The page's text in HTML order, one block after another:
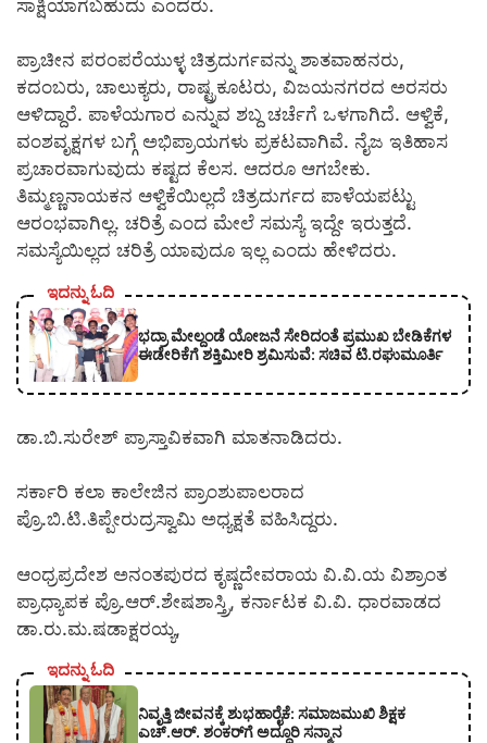
ಸಾಕ್ಷಿಯಾಗಬಹುದು ಎಂದರು.
ಪ್ರಾಚೀನ ಪರಂಪರೆಯುಳ್ಳ ಚಿತ್ರದುರ್ಗವನ್ನು ಶಾತವಾಹನರು,
ಕದಂಬರು, ಚಾಲುಕ್ಯರು, ರಾಷ್ಟ್ರಕೂಟರು, ವಿಜಯನಗರದ ಅರಸರು
ಆಳಿದ್ದಾರೆ. ಪಾಳೆಯಗಾರ ಎನ್ನುವ ಶಬ್ದ ಚರ್ಚೆಗೆ ಒಳಗಾಗಿದೆ. ಆಳ್ವಿಕೆ,
ವಂಶವೃಕ್ಷಗಳ ಬಗ್ಗೆ ಅಭಿಪ್ರಾಯಗಳು ಪ್ರಕಟವಾಗಿವೆ. ನೈಜ ಇತಿಹಾಸ
ಪ್ರಚಾರವಾಗುವುದು ಕಷ್ಟದ ಕೆಲಸ. ಆದರೂ ಆಗಬೇಕು.
ತಿಮ್ಮಣ್ಣನಾಯಕನ ಆಳ್ವಿಕೆಯಿಲ್ಲದೆ ಚಿತ್ರದುರ್ಗದ ಪಾಳೆಯಪಟ್ಟು
ಆರಂಭವಾಗಿಲ್ಲ. ಚರಿತ್ರೆ ಎಂದ ಮೇಲೆ ಸಮಸ್ಯೆ ಇದ್ದೇ ಇರುತ್ತದೆ.
ಸಮಸ್ಯೆಯಿಲ್ಲದ ಚರಿತ್ರೆ ಯಾವುದೂ ಇಲ್ಲ ಎಂದು ಹೇಳಿದರು.
ಇದನ್ನು ಓದಿ
ಭದ್ರಾ ಮೇಲ್ದಂಡೆ ಯೋಜನೆ ಸೇರಿದಂತೆ ಪ್ರಮುಖ ಬೇಡಿಕೆಗಳ
ಈಡೇರಿಕೆಗೆ ಶಕ್ತಿಮೀರಿ ಶ್ರಮಿಸುವೆ: ಸಚಿವ ಟಿ.ರಘುಮೂರ್ತಿ
ಡಾ.ಬಿ.ಸುರೇಶ್ ಪ್ರಾಸ್ತಾವಿಕವಾಗಿ ಮಾತನಾಡಿದರು.
ಸರ್ಕಾರಿ ಕಲಾ ಕಾಲೇಜಿನ ಪ್ರಾಂಶುಪಾಲರಾದ
ಪ್ರೊ.ಬಿ.ಟಿ.ತಿಪ್ಪೇರುದ್ರಸ್ವಾಮಿ ಅಧ್ಯಕ್ಷತೆ ವಹಿಸಿದ್ದರು.
ಆಂಧ್ರಪ್ರದೇಶ ಅನಂತಪುರದ ಕೃಷ್ಣದೇವರಾಯ ವಿ.ವಿ.ಯ ವಿಶ್ರಾಂತ
ಪ್ರಾಧ್ಯಾಪಕ ಪ್ರೊ.ಆರ್.ಶೇಷಶಾಸ್ತ್ರಿ, ಕರ್ನಾಟಕ ವಿ.ವಿ. ಧಾರವಾಡದ
ಡಾ.ರು.ಮ.ಷಡಾಕ್ಷರಯ್ಯ,
ಇದನ್ನು ಓದಿ
ನಿವೃತ್ತಿ ಜೀವನಕ್ಕೆ ಶುಭಹಾರೈಕೆ: ಸಮಾಜಮುಖಿ ಶಿಕ್ಷಕ
ಎಚ್.ಆರ್. ಶಂಕರ್‌ಗೆ ಅದ್ಧೂರಿ ಸನ್ಮಾನ